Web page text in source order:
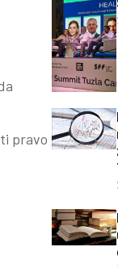
pravo